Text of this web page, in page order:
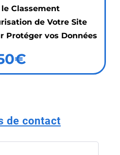
Classement
de Votre Site
Protéger vos Données
de contact